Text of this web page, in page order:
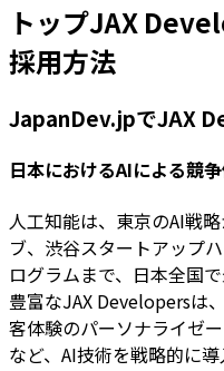
トップJAX
採用方法
JapanDev.jpでJAX
日本におけるAIによる競
人工知能は、東京のAI戦
ブ、渋谷スタートアップ
ログラムまで、日本全国
豊富なJAX Developersは
客体験のパーソナライゼ
など、AI技術を戦略的に